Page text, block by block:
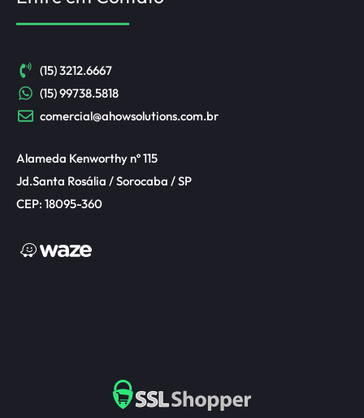
(15) 3212.6667
(15) 99738.5818
comercial@ahowsolutions.com.br
Alameda Kenworthy nº 115
Jd.Santa Rosália / Sorocaba / SP
CEP: 18095-360